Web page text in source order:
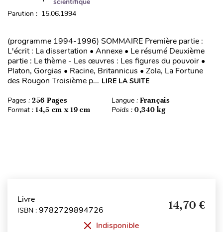
Parution : 15.06.1994
(programme 1994-1996) SOMMAIRE Première partie :
L'écrit : La dissertation • Annexe • Le résumé Deuxième
partie : Le thème - Les œuvres : Les figures du pouvoir •
Platon, Gorgias • Racine, Britannicus • Zola, La Fortune
des Rougon Troisième p... LIRE LA SUITE
Pages : 256 Pages Langue : Français
Format : 14,5 cm x 19 cm Poids : 0,340 kg
Livre
ISBN : 9782729894726 14,70 €
Indisponible